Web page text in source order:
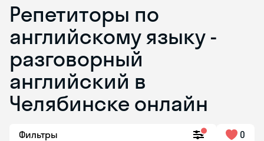
Репетиторы по
английскому языку -
разговорный
английский в
Челябинске онлайн
Фильтры 0
Skyeng Chat